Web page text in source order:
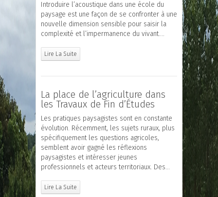
Introduire l’acoustique dans une école du
paysage est une façon de se confronter à une
nouvelle dimension sensible pour saisir la
complexité et l’impermanence du vivant….
Lire La Suite
La place de l’agriculture dans
les Travaux de Fin d’Études
Les pratiques paysagistes sont en constante
évolution. Récemment, les sujets ruraux, plus
spécifiquement les questions agricoles,
semblent avoir gagné les réflexions
paysagistes et intéresser jeunes
professionnels et acteurs territoriaux. Des…
Lire La Suite